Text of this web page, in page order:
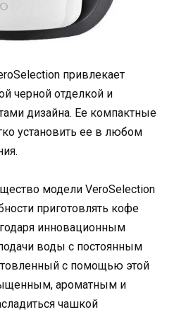
привлекает
черной отделкой и
дизайна. Ее компактные
установить ее в любом
модели VeroSelection
приготовлять кофе
инновационным
воды с постоянным
с помощью этой
ароматным и
чашкой